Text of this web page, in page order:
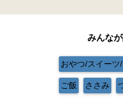
みんな
おやつ/スイーツ
ご飯 ささみ